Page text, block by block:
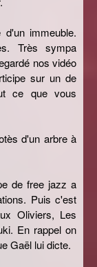
immeuble.
Très sympa
nos vidéo
sur un de
ce que vous
d'un arbre à
de free jazz a
Puis c'est
Oliviers, Les
En rappel on
Gaël lui dicte.